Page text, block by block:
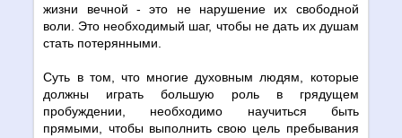
жизни вечной - это не нарушение их свободной
воли. Это необходимый шаг, чтобы не дать их душам
стать потерянными.
Суть в том, что многие духовным людям, которые
должны играть большую роль в грядущем
пробуждении, необходимо научиться быть
прямыми, чтобы выполнить свою цель пребывания